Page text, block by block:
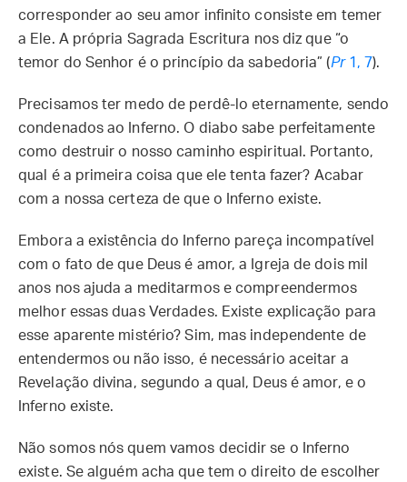
corresponder ao seu amor infinito consiste em temer
a Ele. A própria Sagrada Escritura nos diz que “o
temor do Senhor é o princípio da sabedoria” (Pr1, 7).
Precisamos ter medo de perdê-lo eternamente, sendo
condenados ao Inferno. O diabo sabe perfeitamente
como destruir o nosso caminho espiritual. Portanto,
qual é a primeira coisa que ele tenta fazer? Acabar
com a nossa certeza de que o Inferno existe.
Embora a existência do Inferno pareça incompatível
com o fato de que Deus é amor, a Igreja de dois mil
anos nos ajuda a meditarmos e compreendermos
melhor essas duas Verdades. Existe explicação para
esse aparente mistério? Sim, mas independente de
entendermos ou não isso, é necessário aceitar a
Revelação divina, segundo a qual, Deus é amor, e o
Inferno existe.
Não somos nós quem vamos decidir se o Inferno
existe. Se alguém acha que tem o direito de escolher